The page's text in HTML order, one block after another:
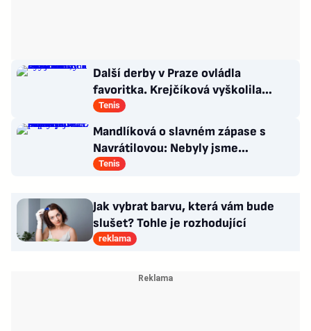
Další derby v Praze ovládla
favoritka. Krejčíková vyškolila
Šalkovou, zbytek Češek ale smutní
Tenis
Mandlíková o slavném zápase s
Navrátilovou: Nebyly jsme
připravené. Příště přiveze dceru
Tenis
Jak vybrat barvu, která vám bude
slušet? Tohle je rozhodující
reklama